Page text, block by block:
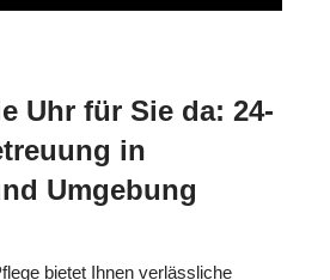
Uhr für Sie da: 24-
in
Umgebung
bietet Ihnen verlässliche